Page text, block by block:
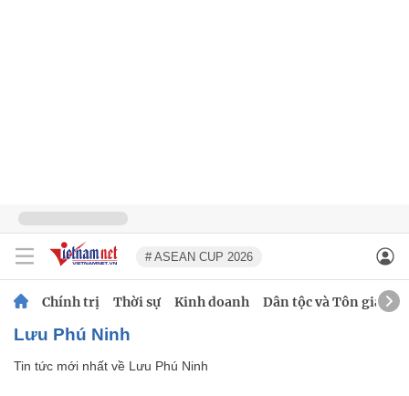
# ASEAN CUP 2026
Chính trị Thời sự Kinh doanh Dân tộc và Tôn giáo
Lưu Phú Ninh
Tin tức mới nhất về Lưu Phú Ninh